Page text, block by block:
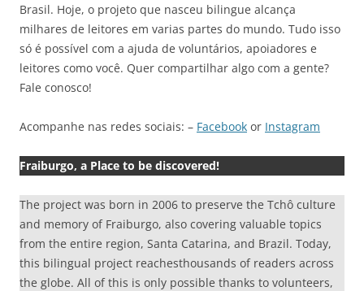
Brasil. Hoje, o projeto que nasceu bilingue alcança
milhares de leitores em varias partes do mundo. Tudo isso
só é possível com a ajuda de voluntários, apoiadores e
leitores como você. Quer compartilhar algo com a gente?
Fale conosco!
Acompanhe nas redes sociais: – Facebook or Instagram
Fraiburgo, a Place to be discovered!
The project was born in 2006 to preserve the Tchô culture
and memory of Fraiburgo, also covering valuable topics
from the entire region, Santa Catarina, and Brazil. Today,
this bilingual project reachesthousands of readers across
the globe. All of this is only possible thanks to volunteers,